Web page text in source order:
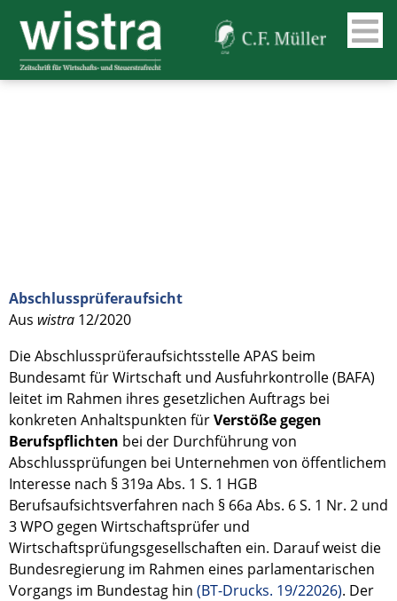
Abschlussprüferaufsicht
Aus wistra 12/2020
Die Abschlussprüferaufsichtsstelle APAS beim
Bundesamt für Wirtschaft und Ausfuhrkontrolle (BAFA)
leitet im Rahmen ihres gesetzlichen Auftrags bei
konkreten Anhaltspunkten fürVerstöße gegen
Berufspflichten bei der Durchführung von
Abschlussprüfungen bei Unternehmen von öffentlichem
Interesse nach § 319a Abs. 1 S. 1 HGB
Berufsaufsichtsverfahren nach § 66a Abs. 6 S. 1 Nr. 2 und
3 WPO gegen Wirtschaftsprüfer und
Wirtschaftsprüfungsgesellschaften ein. Darauf weist die
Bundesregierung im Rahmen eines parlamentarischen
Vorgangs im Bundestag hin (BT-Drucks. 19/22026). Der